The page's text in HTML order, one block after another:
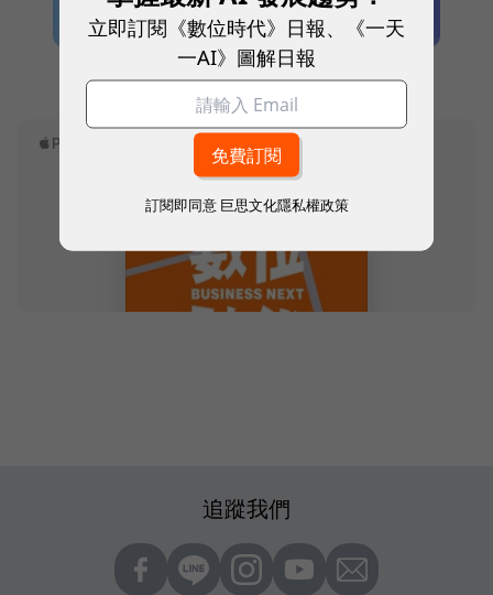
本網站內容未經允許，不得轉載。
追蹤我們
立即訂閱《數位時代》日報、《一天
一AI》圖解日報
訂閱即同意 巨思文化隱私權政策